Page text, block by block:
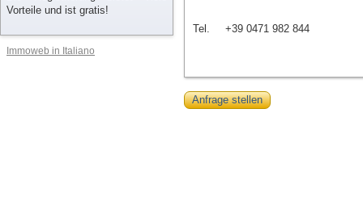
Vorteile und ist gratis!
Immoweb in Italiano
Tel. +39 0471 982 844
Anfrage stellen